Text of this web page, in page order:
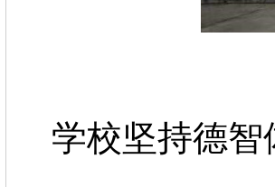
学校坚持德